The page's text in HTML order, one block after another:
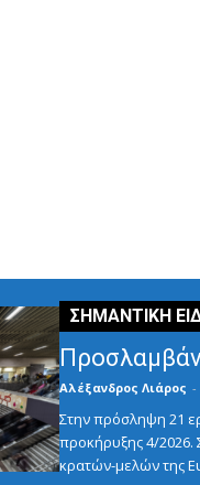
Αλέξανδρος Λιάρος -
Στην πρόσληψη 21
προκήρυξης 4/2026.
κρατών-μελών της